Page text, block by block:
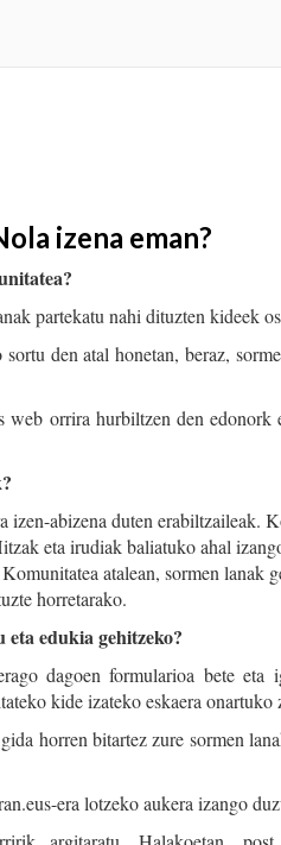
izena eman?
partekatu nahi dituzten kideek
den atal honetan, beraz,
web orrira hurbiltzen den edonork
abizena duten erabiltzaileak.
eta irudiak baliatuko ahal
atalean, sormen lanak
horretarako.
edukia gehitzeko?
dagoen formularioa bete
kide izateko eskaera onartuko
horren bitartez zure sormen
era lotzeko aukera izango